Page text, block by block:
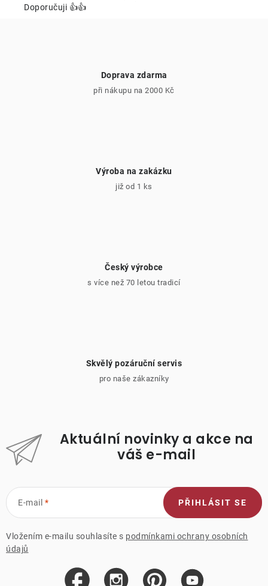
Doporučuji 👍👍
Doprava zdarma
při nákupu na 2000 Kč
Výroba na zakázku
již od 1 ks
Český výrobce
s více než 70 letou tradicí
Skvělý pozáruční servis
pro naše zákazníky
Aktuální novinky a akce na
váš e-mail
E-mail
Vložením e-mailu souhlasíte s podmínkami ochrany osobních
údajů
PŘIHLÁSIT SE